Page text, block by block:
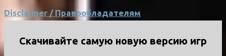
Disclaimer / Правообладателям
Скачивайте самую новую версию игр